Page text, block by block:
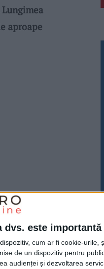
dvs. este importantă
cum ar fi cookie-urile,
de un dispozitiv pentru
audienței și dezvoltarea
aproape
de
podului